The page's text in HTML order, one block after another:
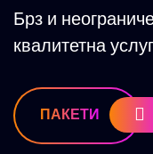
Брз и
квалитетна
ПАКЕТИ